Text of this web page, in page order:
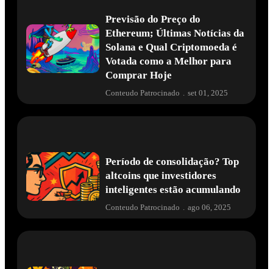
Previsão do Preço do
Ethereum; Últimas Notícias da
Solana e Qual Criptomoeda é
Votada como a Melhor para
Comprar Hoje
Conteudo Patrocinado . set 01, 2025
Período de consolidação? Top
altcoins que investidores
inteligentes estão acumulando
Conteudo Patrocinado . ago 06, 2025